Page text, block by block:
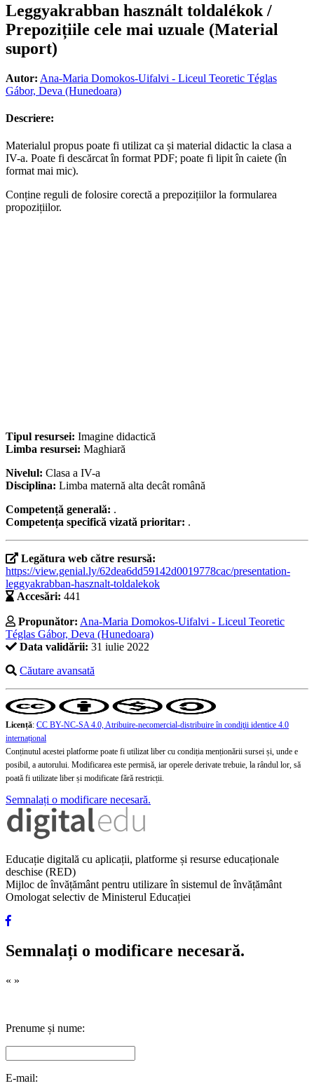
Leggyakrabban használt toldalékok /
Prepozițiile cele mai uzuale (Material
suport)
Autor: Ana-Maria Domokos-Uifalvi - Liceul Teoretic Téglas
Gábor, Deva (Hunedoara)
Descriere:
Materialul propus poate fi utilizat ca și material didactic la clasa a
IV-a. Poate fi descărcat în format PDF; poate fi lipit în caiete (în
format mai mic).
Conține reguli de folosire corectă a prepozițiilor la formularea
propozițiilor.
Tipul resursei: Imagine didactică
Limba resursei: Maghiară
Nivelul: Clasa a IV-a
Disciplina: Limba maternă alta decât română
Competență generală: .
Competența specifică vizată prioritar: .
Legătura web către resursă:
https://view.genial.ly/62dea6dd59142d0019778cac/presentation-
leggyakrabban-hasznalt-toldalekok
Accesări: 441
Propunător: Ana-Maria Domokos-Uifalvi - Liceul Teoretic
Téglas Gábor, Deva (Hunedoara)
Data validării: 31 iulie 2022
Căutare avansată
Licență: CC BY-NC-SA 4.0, Atribuire-necomercial-distribuire în condiţii identice 4.0
internațional
Conținutul acestei platforme poate fi utilizat liber cu condiția menționării sursei și, unde e
posibil, a autorului. Modificarea este permisă, iar operele derivate trebuie, la rândul lor, să
poată fi utilizate liber și modificate fără restricții.
Semnalați o modificare necesară.
Educație digitală cu aplicații, platforme și resurse educaționale
deschise (RED)
Mijloc de învățământ pentru utilizare în sistemul de învățământ
Omologat selectiv de Ministerul Educației
Semnalați o modificare necesară.
« »
Prenume și nume:
E-mail: